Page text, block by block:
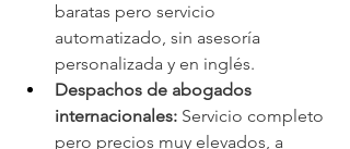
baratas pero servicio
automatizado, sin asesoría
personalizada y en inglés.
Despachos de abogados
internacionales: Servicio completo
pero precios muy elevados, a